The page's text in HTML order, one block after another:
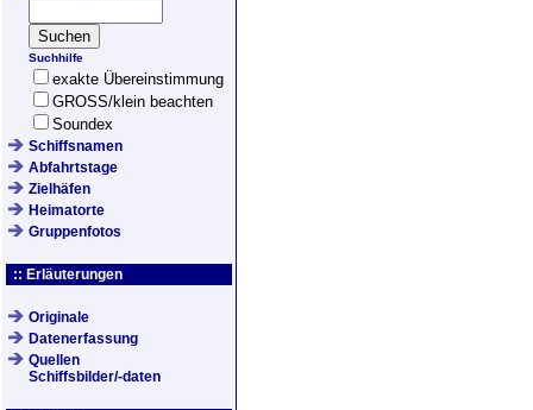
Suchhilfe
exakte Übereinstimmung
GROSS/klein beachten
Soundex
Schiffsnamen
Abfahrtstage
Zielhäfen
Heimatorte
Gruppenfotos
:: Erläuterungen
Originale
Datenerfassung
Quellen
Schiffsbilder/-daten